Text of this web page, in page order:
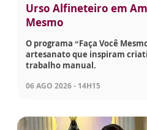
Urso Alfineteiro em
Mesmo
O programa “Faça Você
artesanato que inspiram
trabalho manual.
06 AGO 2026 - 14H15